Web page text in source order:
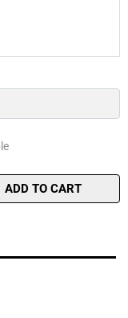
ADD TO CART